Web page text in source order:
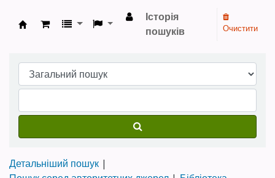
Бібліотека НТШ › Електронний каталог
Історія
пошуків
Очистити
Детальніший пошук